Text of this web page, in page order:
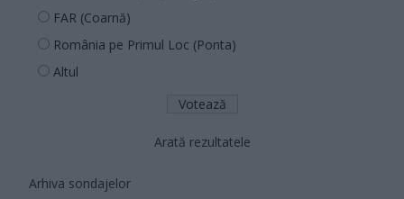
FAR (Coarnă)
România pe Primul Loc (Ponta)
Altul
Arată rezultatele
Arhiva sondajelor